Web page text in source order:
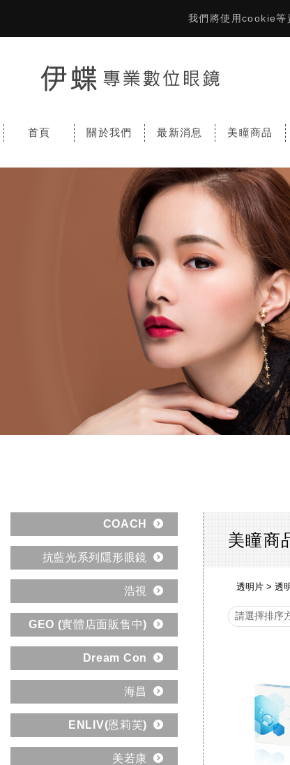
我們將使用cookie等
首頁 關於我們 最新消息 美瞳商品
COACH
抗藍光系列隱形眼鏡
浩視
GEO (實體店面販售中)
Dream Con
海昌
ENLIV(恩莉芙)
美若康
美瞳商
透明片 透